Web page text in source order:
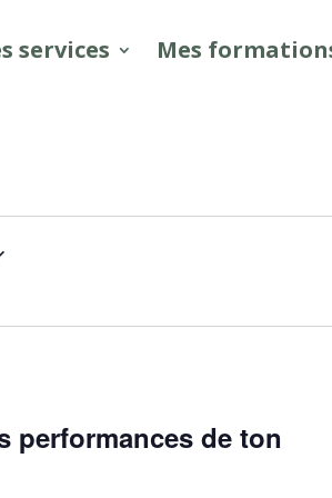
services Mes
performances de ton